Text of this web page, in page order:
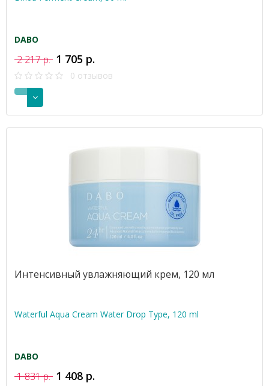
DABO
2 217 р. 1 705 р.
0 отзывов
Интенсивный увлажняющий крем, 120 мл
Waterful Aqua Cream Water Drop Type, 120 ml
DABO
1 831 р. 1 408 р.